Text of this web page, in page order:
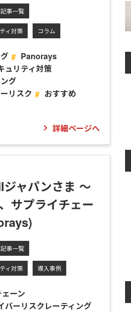
記事一覧
ィ対策 コラム
Panorays
ュリティ対策
グ
リスク
おすすめ
詳細ページへ
ジャパンさま ～
サプライチェー
記事一覧
ィ対策 導入事例
ーン
バーリスクレーティング